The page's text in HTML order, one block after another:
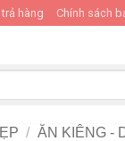
hàng Chính sách
/ ĂN KIÊNG -